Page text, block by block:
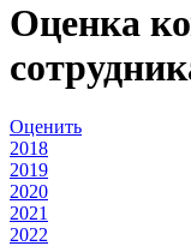
Оценка
Оценить
2018
2019
2020
2021
2022